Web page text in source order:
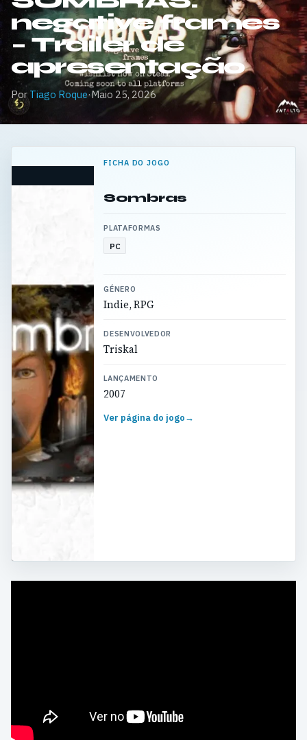
negative frames
– Trailer de
apresentação
PorTiago Roque·Maio 25, 2026
FICHA DO JOGO
Sombras
PLATAFORMAS
PC
GÉNERO
Indie, RPG
DESENVOLVEDOR
Triskal
LANÇAMENTO
2007
Ver página do jogo→